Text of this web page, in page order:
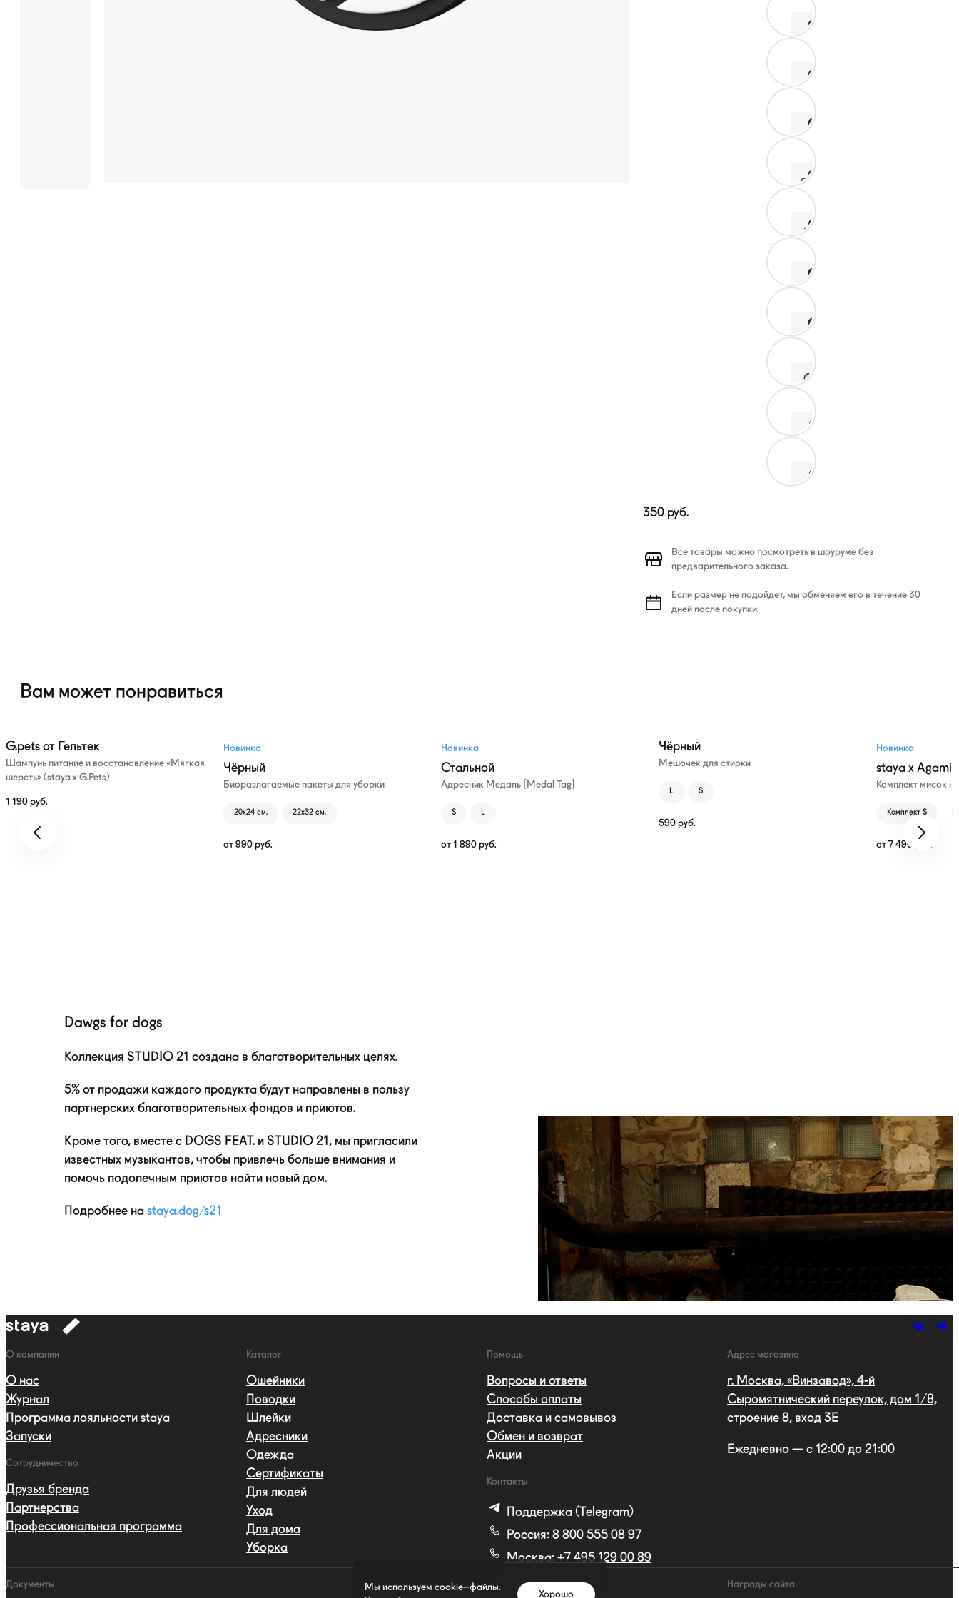
350 руб.
Все товары можно посмотреть в шоуруме без
предварительного заказа.
Если размер не подойдет, мы обменяем его в течение 30
дней после покупки.
Вам может понравиться
G.pets от Гельтек
Шампунь питание и восстановление «Мягкая
шерсть» (staya х G.Pets)
1 190 руб.
Новинка
Чёрный
Биоразлагаемые пакеты для уборки
20х24 см. 22х32 см.
от 990 руб.
Новинка
Стальной
Адресник Медаль [Medal Tag]
S L
от 1 890 руб.
Чёрный
Мешочек для стирки
L S
590 руб.
Новинка
staya x Agami
Комплект мисок
Комплект S
от 7 490 руб.
Dawgs for dogs
Коллекция STUDIO 21 создана в благотворительных целях.
5% от продажи каждого продукта будут направлены в пользу
партнерских благотворительных фондов и приютов.
Кроме того, вместе с DOGS FEAT. и STUDIO 21, мы пригласили
известных музыкантов, чтобы привлечь больше внимания и
помочь подопечным приютов найти новый дом.
Подробнее на staya.dog/s21
к
Навигация
О компании
О нас
Журнал
Программа лояльности staya
Запуски
Сотрудничество
Друзья бренда
Партнерства
Профессиональная программа
Каталог
Ошейники
Поводки
Шлейки
Адресники
Одежда
Сертификаты
Для людей
Уход
Для дома
Уборка
Помощь
Вопросы и ответы
Способы оплаты
Доставка и самовывоз
Обмен и возврат
Акции
Контакты
Поддержка (Telegram)
Россия: 8 800 555 08 97
Москва: +7 495 129 00 89
Адрес магазина
г. Москва, «Винзавод», 4-й
Сыромятнический переулок, дом 1/8,
строение 8, вход 3E
Ежедневно — с 12:00 до 21:00
Документы Награды сайта
Мы используем cookie–файлы.
Хорошо